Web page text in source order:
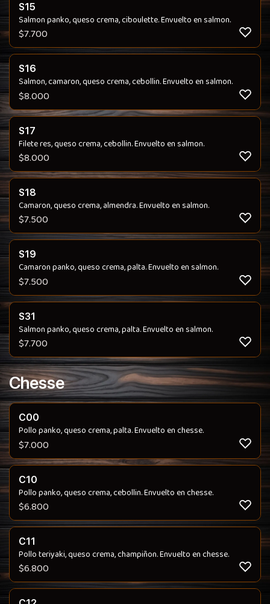
S15
Salmon panko, queso crema, ciboulette. Envuelto en salmon.
$7.700
S16
Salmon, camaron, queso crema, cebollin. Envuelto en salmon.
$8.000
S17
Filete res, queso crema, cebollin. Envuelto en salmon.
$8.000
S18
Camaron, queso crema, almendra. Envuelto en salmon.
$7.500
S19
Camaron panko, queso crema, palta. Envuelto en salmon.
$7.500
S31
Salmon panko, queso crema, palta. Envuelto en salmon.
$7.700
Chesse
C00
Pollo panko, queso crema, palta. Envuelto en chesse.
$7.000
C10
Pollo panko, queso crema, cebollin. Envuelto en chesse.
$6.800
C11
Pollo teriyaki, queso crema, champiñon. Envuelto en chesse.
$6.800